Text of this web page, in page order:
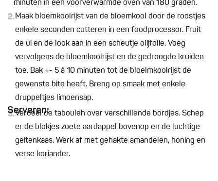
minuten in een voorverwarmde oven van 180 graden.
2.Maak bloemkoolrijst van de bloemkool door de roostjes
enkele seconden cutteren in een foodprocessor. Fruit
de ui en de look aan in een scheutje olijfolie. Voeg
vervolgens de bloemkoolrijst en de gedroogde kruiden
toe. Bak +- 5 à 10 minuten tot de bloelmkoolrijst de
gewenste bite heeft. Breng op smaak met enkele
druppeltjes limoensap.
Serveren:
3.Verdeel de tabouleh over verschillende bordjes. Schep
er de blokjes zoete aardappel bovenop en de luchtige
geitenkaas. Werk af met gehakte amandelen, honing en
verse koriander.